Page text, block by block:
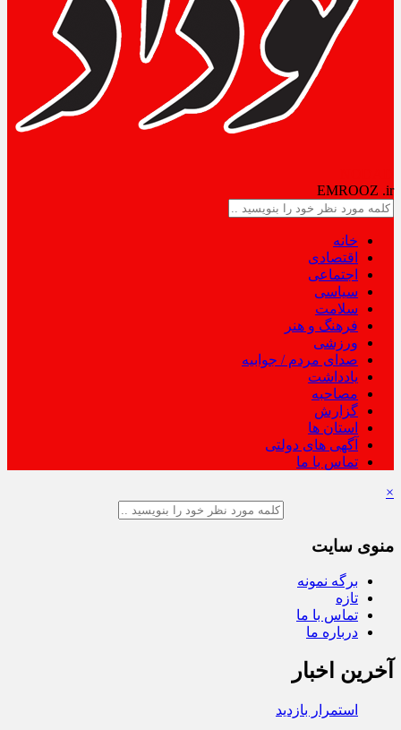
EMROOZ .ir
خانه
اقتصادی
اجتماعی
سیاسی
سلامت
فرهنگ و هنر
ورزشی
صدای مردم / جوابیه
یادداشت
مصاحبه
گزارش
استان ها
آگهی های دولتی
تماس با ما
×
منوی سایت
برگه نمونه
تازه
تماس با ما
درباره ما
آخرین اخبار
استمرار بازدیدهای کمی و کیفی جایگاه‌ های سوخت ثابت و